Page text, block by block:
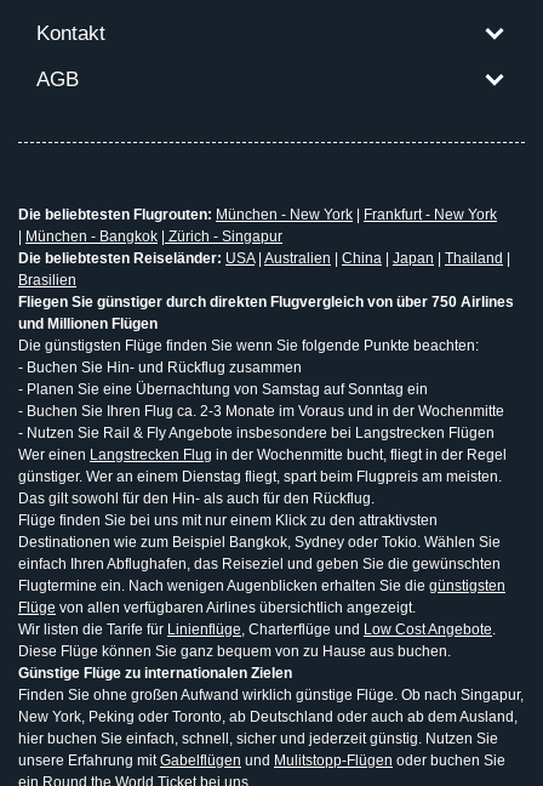
Kontakt
AGB
Die beliebtesten Flugrouten: München - New York
Frankfurt - New York
München - Bangkok
Zürich - Singapur
Die beliebtesten Reiseländer: USA| Australien China Japan Thailand
Brasilien
Fliegen Sie günstiger durch direkten Flugvergleich von über 750 Airlines
und Millionen Flügen
Die günstigsten Flüge finden Sie wenn Sie folgende Punkte beachten:
- Buchen Sie Hin- und Rückflug zusammen
- Planen Sie eine Übernachtung von Samstag auf Sonntag ein
- Buchen Sie Ihren Flug ca. 2-3 Monate im Voraus und in der Wochenmitte
- Nutzen Sie Rail & Fly Angebote insbesondere bei Langstrecken Flügen
Wer einen Langstrecken Flug in der Wochenmitte bucht, fliegt in der Regel
günstiger. Wer an einem Dienstag fliegt, spart beim Flugpreis am meisten.
Das gilt sowohl für den Hin- als auch für den Rückflug.
Flüge finden Sie bei uns mit nur einem Klick zu den attraktivsten
Destinationen wie zum Beispiel Bangkok, Sydney oder Tokio. Wählen Sie
einfach Ihren Abflughafen, das Reiseziel und geben Sie die gewünschten
Flugtermine ein. Nach wenigen Augenblicken erhalten Sie die günstigsten
Flüge von allen verfügbaren Airlines übersichtlich angezeigt.
Wir listen die Tarife für Linienflüge, Charterflüge und Low Cost Angebote.
Diese Flüge können Sie ganz bequem von zu Hause aus buchen.
Günstige Flüge zu internationalen Zielen
Finden Sie ohne großen Aufwand wirklich günstige Flüge. Ob nach Singapur,
New York, Peking oder Toronto, ab Deutschland oder auch ab dem Ausland,
hier buchen Sie einfach, schnell, sicher und jederzeit günstig. Nutzen Sie
unsere Erfahrung mitGabelflügen und Mulitstopp-Flügen oder buchen Sie
ein Round the World Ticketbei uns.